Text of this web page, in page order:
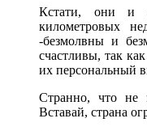
Кстати, они и
километровых
-безмолвны и
счастливы, так
их персональный
Странно, что не
Вставай, страна